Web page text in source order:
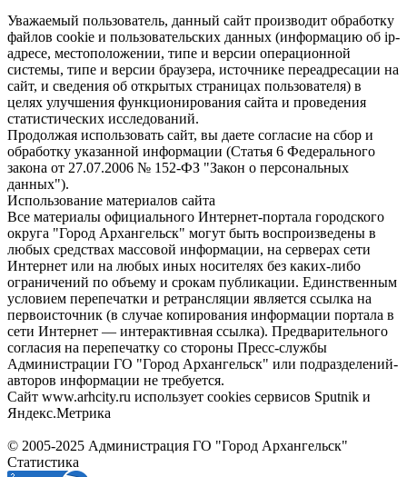
Уважаемый пользователь, данный сайт производит обработку
файлов cookie и пользовательских данных (информацию об ip-
адресе, местоположении, типе и версии операционной
системы, типе и версии браузера, источнике переадресации на
сайт, и сведения об открытых страницах пользователя) в
целях улучшения функционирования сайта и проведения
статистических исследований.
Продолжая использовать сайт, вы даете согласие на сбор и
обработку указанной информации (Статья 6 Федерального
закона от 27.07.2006 № 152-ФЗ "Закон о персональных
данных").
Использование материалов сайта
Все материалы официального Интернет-портала городского
округа "Город Архангельск" могут быть воспроизведены в
любых средствах массовой информации, на серверах сети
Интернет или на любых иных носителях без каких-либо
ограничений по объему и срокам публикации. Единственным
условием перепечатки и ретрансляции является ссылка на
первоисточник (в случае копирования информации портала в
сети Интернет — интерактивная ссылка). Предварительного
согласия на перепечатку со стороны Пресс-службы
Администрации ГО "Город Архангельск" или подразделений-
авторов информации не требуется.
Сайт www.arhcity.ru использует cookies сервисов Sputnik и
Яндекс.Метрика
© 2005-2025 Администрация ГО "Город Архангельск"
Статистика